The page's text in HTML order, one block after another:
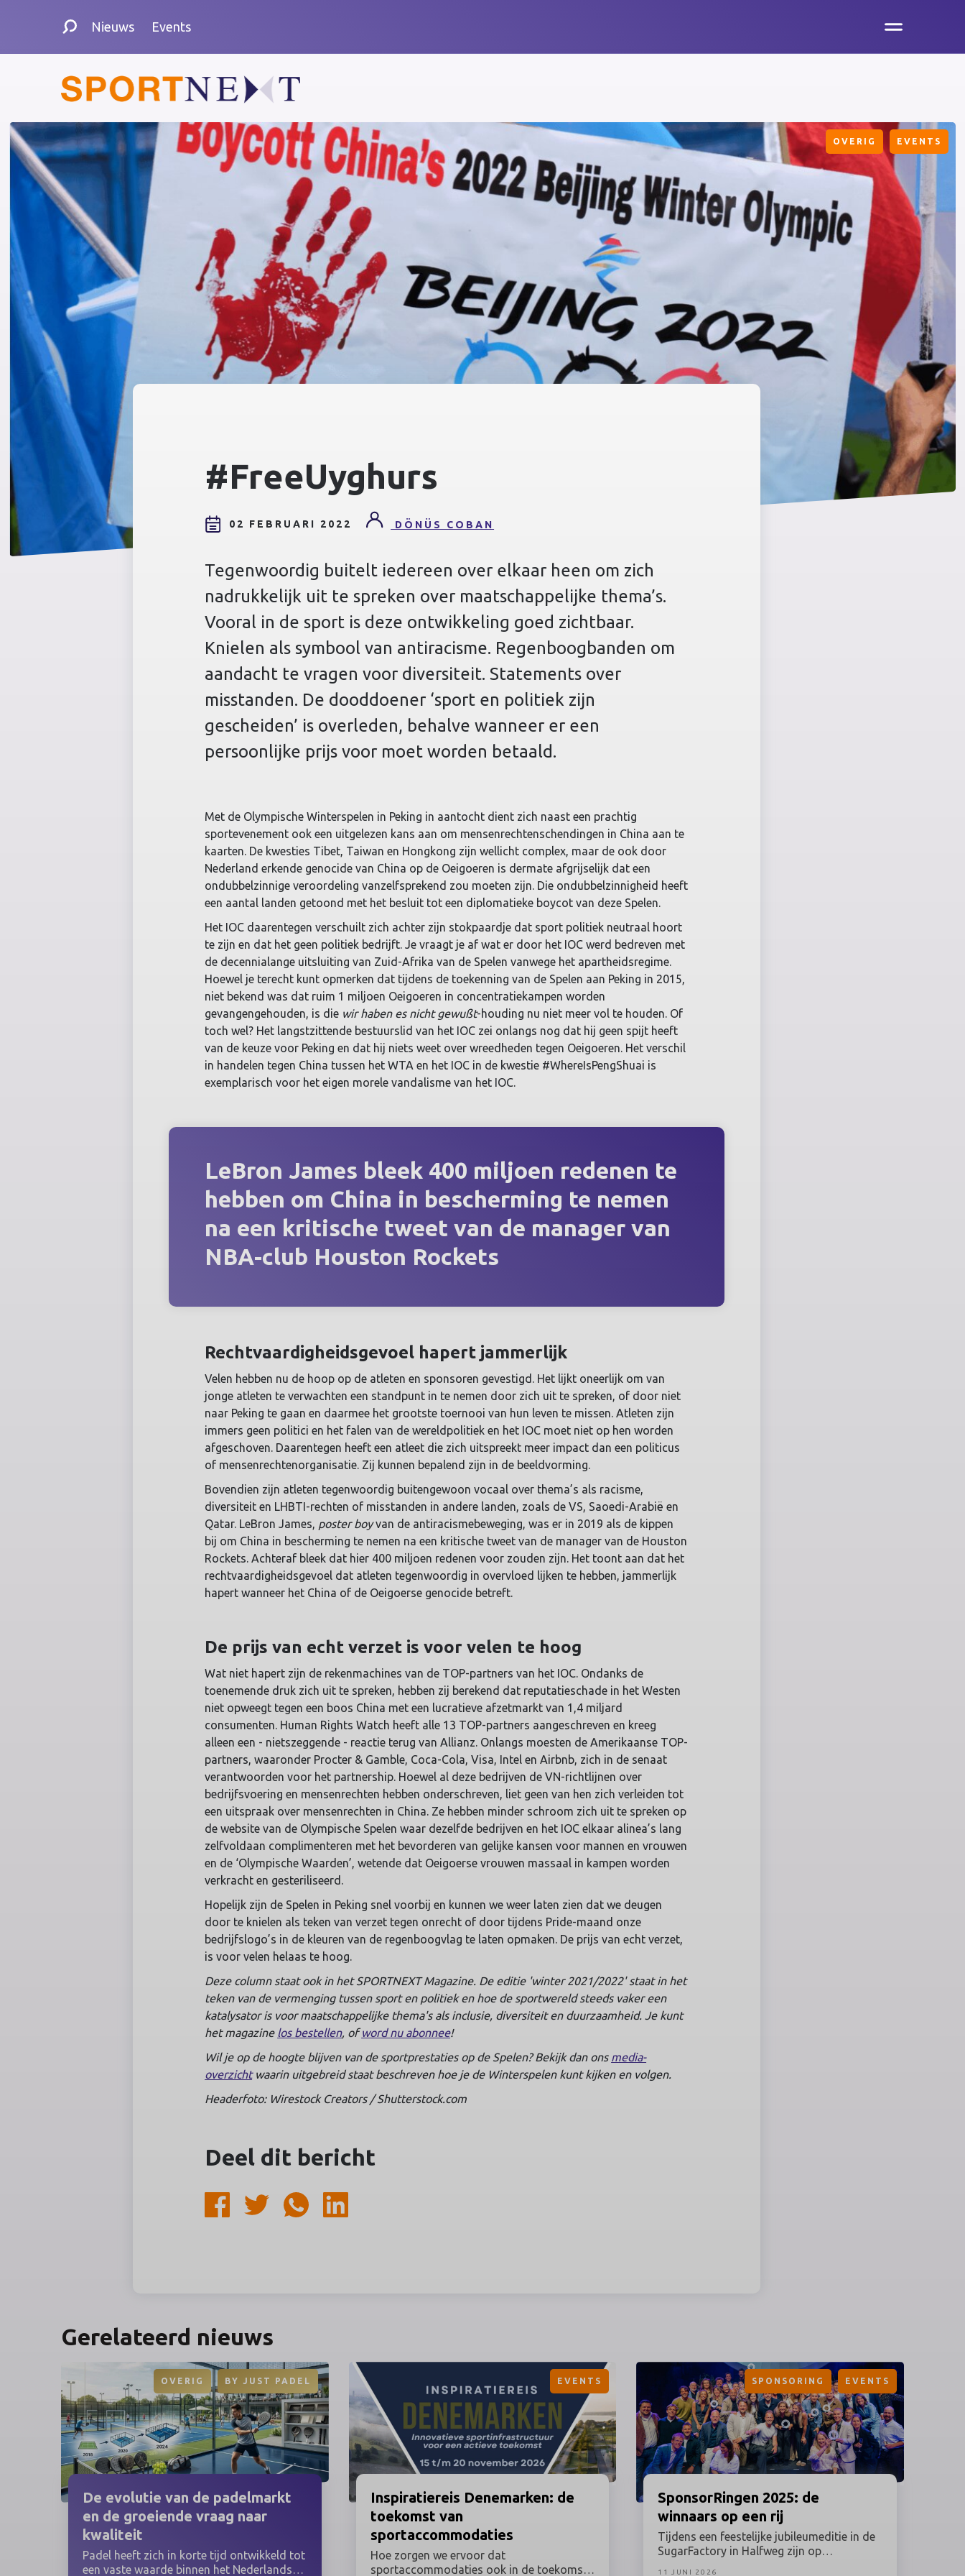
Nieuws Events
OVERIG EVENTS
#FreeUyghurs
02 FEBRUARI 2022 DÖNÜS COBAN
Tegenwoordig buitelt iedereen over elkaar heen om zich
nadrukkelijk uit te spreken over maatschappelijke thema’s.
Vooral in de sport is deze ontwikkeling goed zichtbaar.
Knielen als symbool van antiracisme. Regenboogbanden om
aandacht te vragen voor diversiteit. Statements over
misstanden. De dooddoener ‘sport en politiek zijn
gescheiden’ is overleden, behalve wanneer er een
persoonlijke prijs voor moet worden betaald.
Met de Olympische Winterspelen in Peking in aantocht dient zich naast een prachtig
sportevenement ook een uitgelezen kans aan om mensenrechtenschendingen in China aan te
kaarten. De kwesties Tibet, Taiwan en Hongkong zijn wellicht complex, maar de ook door
Nederland erkende genocide van China op de Oeigoeren is dermate afgrijselijk dat een
ondubbelzinnige veroordeling vanzelfsprekend zou moeten zijn. Die ondubbelzinnigheid heeft
een aantal landen getoond met het besluit tot een diplomatieke boycot van deze Spelen.
Het IOC daarentegen verschuilt zich achter zijn stokpaardje dat sport politiek neutraal hoort
te zijn en dat het geen politiek bedrijft. Je vraagt je af wat er door het IOC werd bedreven met
de decennialange uitsluiting van Zuid-Afrika van de Spelen vanwege het apartheidsregime.
Hoewel je terecht kunt opmerken dat tijdens de toekenning van de Spelen aan Peking in 2015,
niet bekend was dat ruim 1 miljoen Oeigoeren in concentratiekampen worden
gevangengehouden, is die wir haben es nicht gewußt-houding nu niet meer vol te houden. Of
toch wel? Het langstzittende bestuurslid van het IOC zei onlangs nog dat hij geen spijt heeft
van de keuze voor Peking en dat hij niets weet over wreedheden tegen Oeigoeren. Het verschil
in handelen tegen China tussen het WTA en het IOC in de kwestie #WhereIsPengShuai is
exemplarisch voor het eigen morele vandalisme van het IOC.
LeBron James bleek 400 miljoen redenen te
hebben om China in bescherming te nemen
na een kritische tweet van de manager van
NBA-club Houston Rockets
Rechtvaardigheidsgevoel hapert jammerlijk
Velen hebben nu de hoop op de atleten en sponsoren gevestigd. Het lijkt oneerlijk om van
jonge atleten te verwachten een standpunt in te nemen door zich uit te spreken, of door niet
naar Peking te gaan en daarmee het grootste toernooi van hun leven te missen. Atleten zijn
immers geen politici en het falen van de wereldpolitiek en het IOC moet niet op hen worden
afgeschoven. Daarentegen heeft een atleet die zich uitspreekt meer impact dan een politicus
of mensenrechtenorganisatie. Zij kunnen bepalend zijn in de beeldvorming.
Bovendien zijn atleten tegenwoordig buitengewoon vocaal over thema’s als racisme,
diversiteit en LHBTI-rechten of misstanden in andere landen, zoals de VS, Saoedi-Arabië en
Qatar. LeBron James, poster boyvan de antiracismebeweging, was er in 2019 als de kippen
bij om China in bescherming te nemen na een kritische tweet van de manager van de Houston
Rockets. Achteraf bleek dat hier 400 miljoen redenen voor zouden zijn. Het toont aan dat het
rechtvaardigheidsgevoel dat atleten tegenwoordig in overvloed lijken te hebben, jammerlijk
hapert wanneer het China of de Oeigoerse genocide betreft.
De prijs van echt verzet is voor velen te hoog
Wat niet hapert zijn de rekenmachines van de TOP-partners van het IOC. Ondanks de
toenemende druk zich uit te spreken, hebben zij berekend dat reputatieschade in het Westen
niet opweegt tegen een boos China met een lucratieve afzetmarkt van 1,4 miljard
consumenten. Human Rights Watch heeft alle 13 TOP-partners aangeschreven en kreeg
alleen een - nietszeggende - reactie terug van Allianz. Onlangs moesten de Amerikaanse TOP-
partners, waaronder Procter & Gamble, Coca-Cola, Visa, Intel en Airbnb, zich in de senaat
verantwoorden voor het partnership. Hoewel al deze bedrijven de VN-richtlijnen over
bedrijfsvoering en mensenrechten hebben onderschreven, liet geen van hen zich verleiden tot
een uitspraak over mensenrechten in China. Ze hebben minder schroom zich uit te spreken op
de website van de Olympische Spelen waar dezelfde bedrijven en het IOC elkaar alinea’s lang
zelfvoldaan complimenteren met het bevorderen van gelijke kansen voor mannen en vrouwen
en de ‘Olympische Waarden’, wetende dat Oeigoerse vrouwen massaal in kampen worden
verkracht en gesteriliseerd. ­­­
Hopelijk zijn de Spelen in Peking snel voorbij en kunnen we weer laten zien dat we deugen
door te knielen als teken van verzet tegen onrecht of door tijdens Pride-maand onze
bedrijfslogo’s in de kleuren van de regenboogvlag te laten opmaken. De prijs van echt verzet,
is voor velen helaas te hoog.
Deze column staat ook in het SPORTNEXT Magazine. De editie 'winter 2021/2022' staat in het
teken van de vermenging tussen sport en politiek en hoe de sportwereld steeds vaker een
katalysator is voor maatschappelijke thema's als inclusie, diversiteit en duurzaamheid. Je kunt
het magazine los bestellen, ofword nu abonnee!
Wil je op de hoogte blijven van de sportprestaties op de Spelen? Bekijk dan ons media-
overzichtwaarin uitgebreid staat beschreven hoe je de Winterspelen kunt kijken en volgen.
Headerfoto: Wirestock Creators / Shutterstock.com
Deel dit bericht
Gerelateerd nieuws
De evolutie van de padelmarkt
en de groeiende vraag naar
kwaliteit
Padel heeft zich in korte tijd ontwikkeld tot
een vaste waarde binnen het Nederlandse
OVERIG BY JUST PADEL
Inspiratiereis Denemarken: de
toekomst van
sportaccommodaties
Hoe zorgen we ervoor dat
sportaccommodaties ook in de toekomst
EVENTS
SponsorRingen 2025: de
winnaars op een rij
Tijdens een feestelijke jubileumeditie in de
SugarFactory in Halfweg zijn op
SPONSORING EVENTS
11 JUNI 2026